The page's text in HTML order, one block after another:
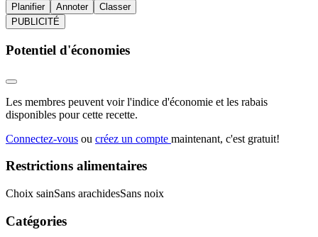
Planifier Annoter
Classer
PUBLICITÉ
Potentiel d'économies
Les membres peuvent voir l'indice d'économie et les rabais
disponibles pour cette recette.
Connectez-vous ou créez un compte maintenant, c'est gratuit!
Restrictions alimentaires
Choix sainSans arachidesSans noix
Catégories